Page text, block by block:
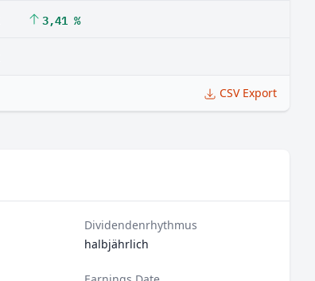
3,41 %
CSV Export
Dividendenrhythmus
halbjährlich